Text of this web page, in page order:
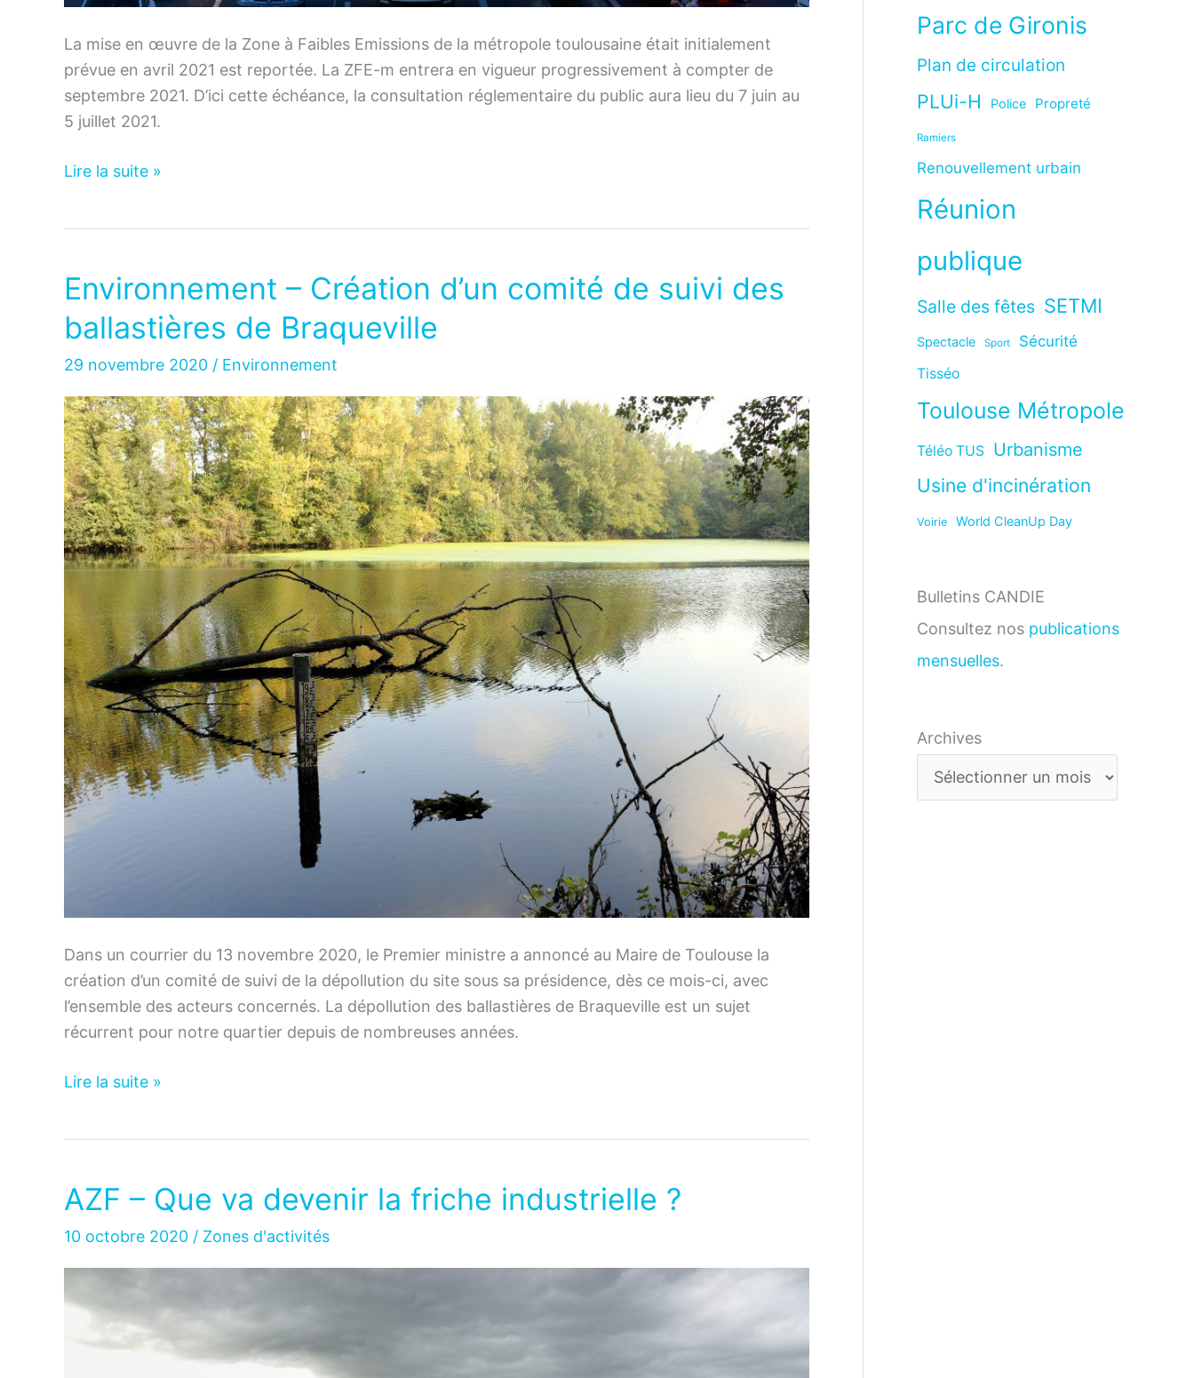
La mise en œuvre de la Zone à Faibles Emissions de la métropole toulousaine était initialement
prévue en avril 2021 est reportée. La ZFE-m entrera en vigueur progressivement à compter de
septembre 2021. D’ici cette échéance, la consultation réglementaire du public aura lieu du 7 juin au
5 juillet 2021.
Circulation
place
de
la
décalée
à
la
rentrée
2021
Lire la suite »
Environnement – Création d’un comité de suivi des
ballastières de Braqueville
29 novembre 2020 / Environnement
Dans un courrier du 13 novembre 2020, le Premier ministre a annoncé au Maire de Toulouse la
création d’un comité de suivi de la dépollution du site sous sa présidence, dès ce mois-ci, avec
l’ensemble des acteurs concernés. La dépollution des ballastières de Braqueville est un sujet
récurrent pour notre quartier depuis de nombreuses années.
Environnement
comité
de
suivi
de
Lire la suite »
AZF – Que va devenir la friche industrielle ?
10 octobre 2020 / Zones d'activités
Parc de Gironis
Plan de circulation
PLUi-H Police Propreté
Ramiers
Renouvellement urbain
Réunion
publique
Salle des fêtes SETMI
Spectacle Sport Sécurité
Tisséo
Toulouse Métropole
Téléo TUS Urbanisme
Usine d'incinération
Voirie World CleanUp Day
Bulletins CANDIE
Consultez nos publications
mensuelles.
Archives